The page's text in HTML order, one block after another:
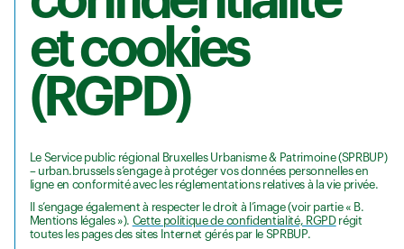
et cookies
(RGPD)
Le Service public régional Bruxelles Urbanisme & Patrimoine (SPRBUP)
– urban.brussels s’engage à protéger vos données personnelles en
ligne en conformité avec les réglementations relatives à la vie privée.
Il s’engage également à respecter le droit à l’image (voir partie « B.
Mentions légales »). Cette politique de confidentialité, RGPDrégit
toutes les pages des sites Internet gérés par le SPRBUP.